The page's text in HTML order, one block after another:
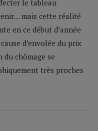
le tableau
mais cette réalité
en ce début d’année
d’envolée du prix
du chômage se
très proches